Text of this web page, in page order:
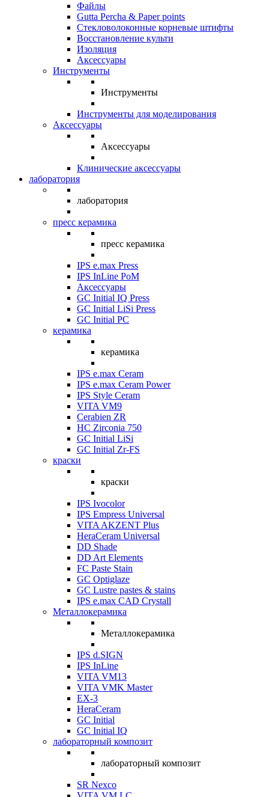
Файлы
Gutta Percha & Paper points
Стекловолоконные корневые штифты
Восстановление культи
Изоляция
Аксессуары
Инструменты
Инструменты
Инструменты для моделирования
Аксессуары
Аксессуары
Клинические аксессуары
лаборатория
лаборатория
пресс керамика
пресс керамика
IPS e.max Press
IPS InLine PoM
Аксессуары
GC Initial IQ Press
GC Initial LiSi Press
GC Initial PC
керамика
керамика
IPS e.max Ceram
IPS e.max Ceram Power
IPS Style Ceram
VITA VM9
Cerabien ZR
HC Zirconia 750
GC Initial LiSi
GC Initial Zr-FS
краски
краски
IPS Ivocolor
IPS Empress Universal
VITA AKZENT Plus
HeraCeram Universal
DD Shade
DD Art Elements
FC Paste Stain
GC Optiglaze
GC Lustre pastes & stains
IPS e.max CAD Crystall
Металлокерамика
Металлокерамика
IPS d.SIGN
IPS InLine
VITA VM13
VITA VMK Master
EX-3
HeraCeram
GC Initial
GC Initial IQ
лабораторный композит
лабораторный композит
SR Nexco